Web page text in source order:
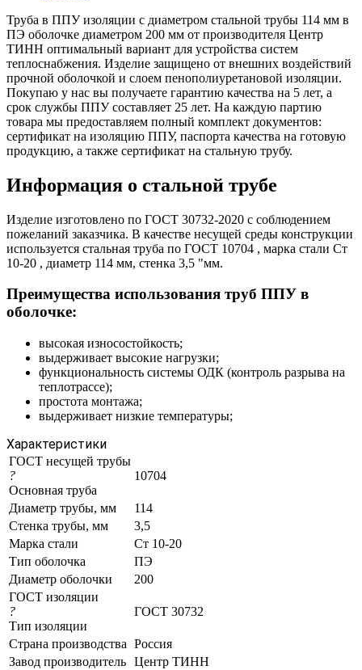
Труба в ППУ изоляции с диаметром стальной трубы 114 мм в
ПЭ оболочке диаметром 200 мм от производителя Центр
ТИНН оптимальный вариант для устройства систем
теплоснабжения. Изделие защищено от внешних воздействий
прочной оболочкой и слоем пенополиуретановой изоляции.
Покупаю у нас вы получаете гарантию качества на 5 лет, а
срок службы ППУ составляет 25 лет. На каждую партию
товара мы предоставляем полный комплект документов:
сертификат на изоляцию ППУ, паспорта качества на готовую
продукцию, а также сертификат на стальную трубу.
Информация о стальной трубе
Изделие изготовлено по ГОСТ 30732-2020 с соблюдением
пожеланий заказчика. В качестве несущей среды конструкции
используется стальная труба по ГОСТ 10704 , марка стали Ст
10-20 , диаметр 114 мм, стенка 3,5 "мм.
Преимущества использования труб ППУ в
оболочке:
высокая износостойкость;
выдерживает высокие нагрузки;
функциональность системы ОДК (контроль разрыва на
теплотрассе);
простота монтажа;
выдерживает низкие температуры;
Характеристики
ГОСТ несущей трубы
?
Основная труба
10704
Диаметр трубы, мм
114
Стенка трубы, мм
3,5
Марка стали
Ст 10-20
Тип оболочка
ПЭ
Диаметр оболочки
200
ГОСТ изоляции
?
Тип изоляции
ГОСТ 30732
Страна производства Россия
Завод производитель Центр ТИНН